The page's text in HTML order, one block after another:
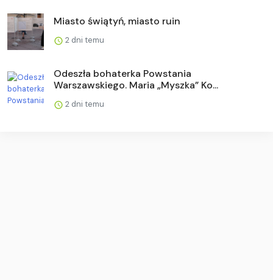
Miasto świątyń, miasto ruin
2 dni temu
Odeszła bohaterka Powstania
Warszawskiego. Maria „Myszka” Ko...
2 dni temu